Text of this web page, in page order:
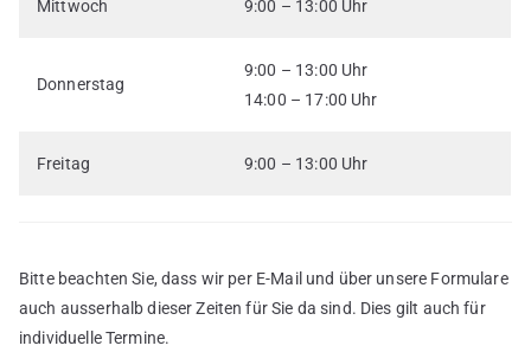
Mittwoch 9:00 – 13:00 Uhr
Donnerstag
9:00 – 13:00 Uhr
14:00 – 17:00 Uhr
Freitag 9:00 – 13:00 Uhr
Bitte beachten Sie, dass wir per E-Mail und über unsere Formulare
auch ausserhalb dieser Zeiten für Sie da sind. Dies gilt auch für
individuelle Termine.